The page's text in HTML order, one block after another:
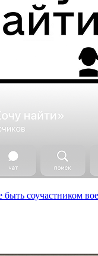
быть соучастником